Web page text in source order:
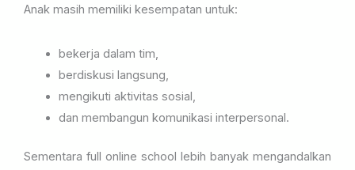
Anak masih memiliki kesempatan untuk:
bekerja dalam tim,
berdiskusi langsung,
mengikuti aktivitas sosial,
dan membangun komunikasi interpersonal.
Sementara full online school lebih banyak mengandalkan